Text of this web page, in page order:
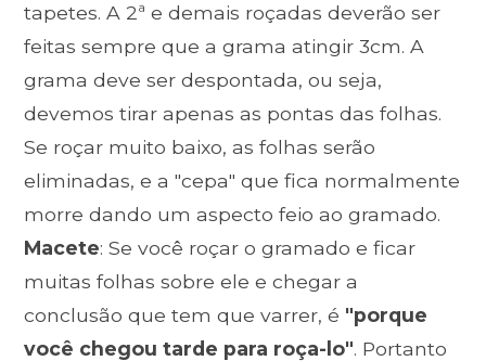
tapetes. A 2ª e demais roçadas deverão ser
feitas sempre que a grama atingir 3cm. A
grama deve ser despontada, ou seja,
devemos tirar apenas as pontas das folhas.
Se roçar muito baixo, as folhas serão
eliminadas, e a "cepa" que fica normalmente
morre dando um aspecto feio ao gramado.
Macete: Se você roçar o gramado e ficar
muitas folhas sobre ele e chegar a
conclusão que tem que varrer, é "porque
você chegou tarde para roça-lo". Portanto